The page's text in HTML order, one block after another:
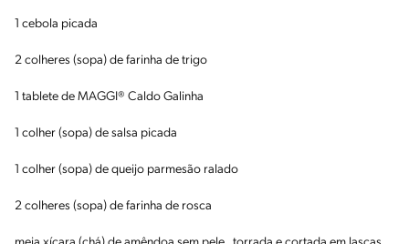
1 cebola picada
2 colheres (sopa) de farinha de trigo
1 tablete de MAGGI® Caldo Galinha
1 colher (sopa) de salsa picada
1 colher (sopa) de queijo parmesão ralado
2 colheres (sopa) de farinha de rosca